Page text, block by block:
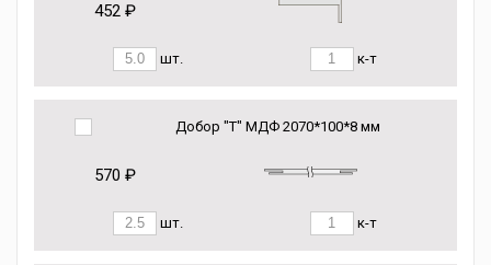
452 ₽
шт. к-т
Добор "Т" МДФ 2070*100*8 мм
570 ₽
шт. к-т